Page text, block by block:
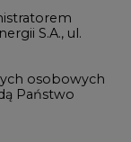
S.A., ul.
osobowych
Państwo